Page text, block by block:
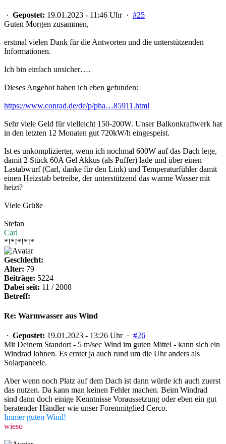
· Gepostet: 19.01.2023 - 11:46 Uhr · #25
Guten Morgen zusammen,
erstmal vielen Dank für die Antworten und die unterstützenden
Informationen.
Ich bin einfach unsicher….
Dieses Angebot haben ich eben gefunden:
https://www.conrad.de/de/p/pha…85911.html
Sehr viele Geld für vielleicht 150-200W. Unser Balkonkraftwerk hat
in den letzten 12 Monaten gut 720kW/h eingespeist.
Ist es unkomplizierter, wenn ich nochmal 600W auf das Dach lege,
damit 2 Stück 60A Gel Akkus (als Puffer) lade und über einen
Lastabwurf (Carl, danke für den Link) und Temperaturfühler damit
einen Heizstab betreibe, der unterstützend das warme Wasser mit
heizt?
Viele Grüße
Stefan
Carl
*!*!*!*!*
Geschlecht:
Alter: 79
Beiträge: 5224
Dabei seit: 11 / 2008
Betreff:
Re: Warmwasser aus Wind
· Gepostet: 19.01.2023 - 13:26 Uhr · #26
Mit Deinem Standort - 5 m/sec Wind im guten Mittel - kann sich ein
Windrad lohnen. Es erntet ja auch rund um die Uhr anders als
Solarpaneele.
Aber wenn noch Platz auf dem Dach ist dann würde ich auch zuerst
das nutzen. Da kann man keinen Fehler machen. Beim Windrad
sind dann doch einige Kenntnisse Voraussetzung oder eben ein gut
beratender Händler wie unser Forenmitglied Cerco.
Immer guten Wind!
wieso